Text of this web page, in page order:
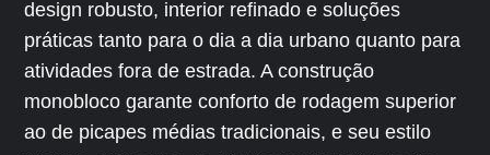
design robusto, interior refinado e soluções
práticas tanto para o dia a dia urbano quanto para
atividades fora de estrada. A construção
monobloco garante conforto de rodagem superior
ao de picapes médias tradicionais, e seu estilo